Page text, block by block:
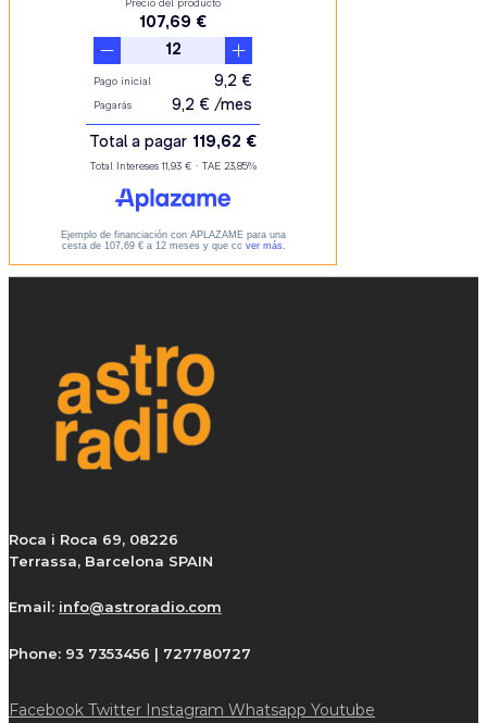
Roca i Roca 69, 08226
Terrassa, Barcelona SPAIN
Email: info@astroradio.com
Phone: 93 7353456 | 727780727
Facebook Twitter Instagram Whatsapp Youtube